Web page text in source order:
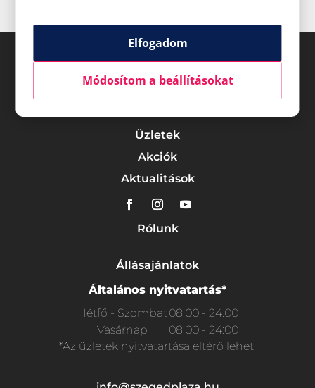
Üzletek
Akciók
Aktualitások
Rólunk
Állásajánlatok
Általános nyitvatartás*
Hétfő - Szombat08:00 - 24:00
Vasárnap
08:00 - 24:00
*Az üzletek nyitvatartása eltérő lehet.
Elfogadom
Módosítom a beállításokat